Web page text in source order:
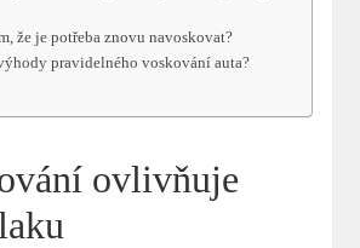
že je potřeba znovu ​navoskovat?
pravidelného voskování auta?
ovlivňuje